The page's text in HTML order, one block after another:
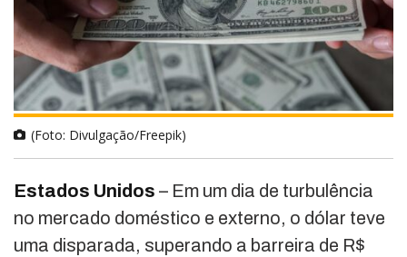
(Foto: Divulgação/Freepik)
Estados Unidos – Em um dia de turbulência
no mercado doméstico e externo, o dólar teve
uma disparada, superando a barreira de R$